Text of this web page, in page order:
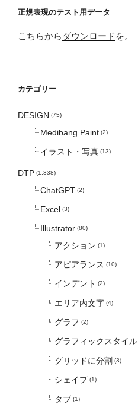
正規表現のテスト用データ
こちらから ダウンロード を。
カテゴリー
DESIGN (75)
Medibang Paint (2)
イラスト・写真 (13)
DTP (1,338)
ChatGPT (2)
Excel (3)
Illustrator (80)
アクション (1)
アピアランス (10)
インデント (2)
エリア内文字 (4)
グラフ (2)
グラフィックスタイル
グリッドに分割 (3)
シェイプ (1)
タブ (1)